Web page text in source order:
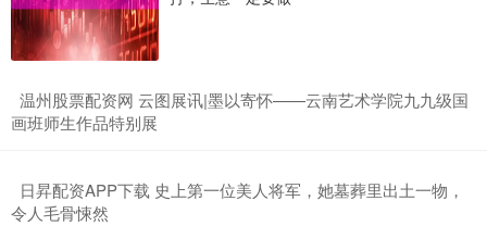
​温州股票配资网 云图展讯|墨以寄怀——云南艺术学院九九级国
画班师生作品特别展
​日昇配资APP下载 史上第一位美人将军，她墓葬里出土一物，
令人毛骨悚然